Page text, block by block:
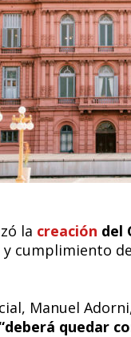
la creación del
cumplimiento
Manuel
quedar